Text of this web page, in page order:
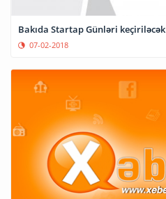
Bakıda Startap Günləri keçiriləcək
07-02-2018